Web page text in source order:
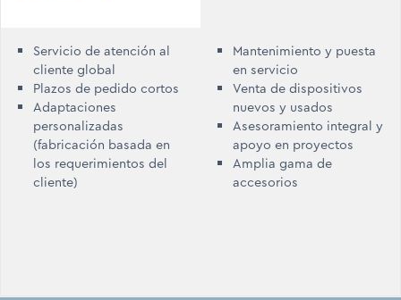
Servicio de atención al
cliente global
Plazos de pedido cortos
Adaptaciones
personalizadas
(fabricación basada en
los requerimientos del
cliente)
Mantenimiento y puesta
en servicio
Venta de dispositivos
nuevos y usados
Asesoramiento integral y
apoyo en proyectos
Amplia gama de
accesorios